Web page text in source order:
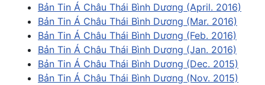
Bản Tin Á Châu Thái Bình Dương (April. 2016)
Bản Tin Á Châu Thái Bình Dương (Mar. 2016)
Bản Tin Á Châu Thái Bình Dương (Feb. 2016)
Bản Tin Á Châu Thái Bình Dương (Jan. 2016)
Bản Tin Á Châu Thái Bình Dương (Dec. 2015)
Bản Tin Á Châu Thái Bình Dương (Nov. 2015)